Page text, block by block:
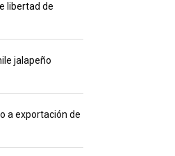
libertad de
jalapeño
a exportación de